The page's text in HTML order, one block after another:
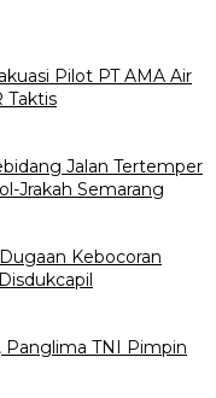
Pilot PT AMA Air
Taktis
Jalan Tertemper
Jrakah Semarang
Kebocoran
TNI Pimpin